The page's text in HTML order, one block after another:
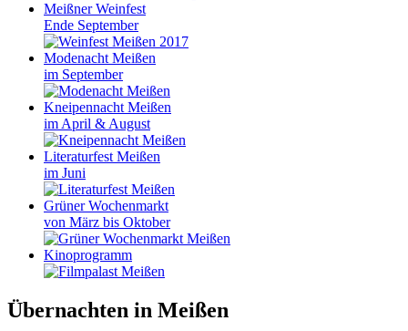
Meißner Weinfest
Ende September
Modenacht Meißen
im September
Kneipennacht Meißen
im April & August
Literaturfest Meißen
im Juni
Grüner Wochenmarkt
von März bis Oktober
Kinoprogramm
Übernachten in Meißen